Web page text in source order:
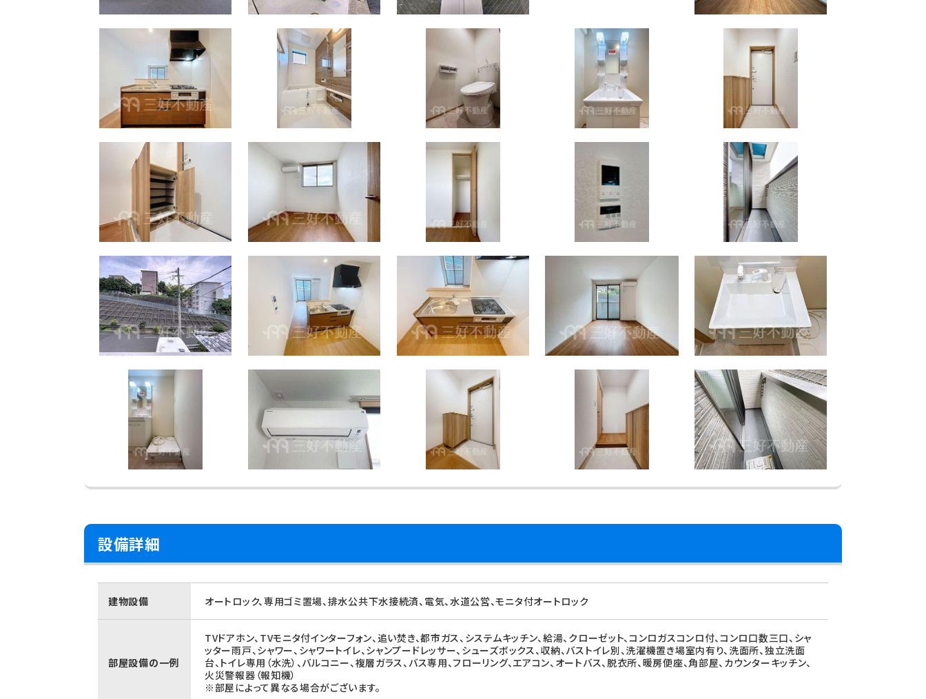
設備詳細
建物設備 オートロック、専用ゴミ置場、排水公共下水接続済、電気、水道公営、モニタ付オートロック
部屋設備の一例
TVドアホン、TVモニタ付インターフォン、追い焚き、都市ガス、システムキッチン、給湯、クローゼット、コンロガスコンロ付、コンロ口数三口、シャ
ッター雨戸、シャワー、シャワートイレ、シャンプードレッサー、シューズボックス、収納、バストイレ別、洗濯機置き場室内有り、洗面所、独立洗面
台、トイレ専用（水洗）、バルコニー、複層ガラス、バス専用、フローリング、エアコン、オートバス、脱衣所、暖房便座、角部屋、カウンターキッチン、
火災警報器（報知機）
※部屋によって異なる場合がございます。